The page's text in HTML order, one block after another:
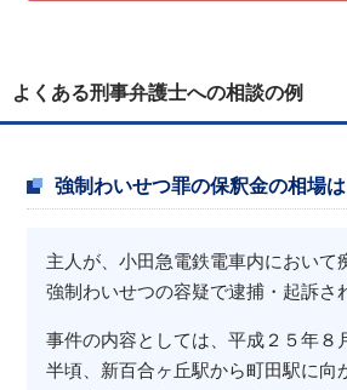
よくある刑事弁護士への相談の例
強制わいせつ罪の保釈金の相場
主人が、小田急電鉄電車内において
強制わいせつの容疑で逮捕・起訴さ
事件の内容としては、平成２５年８
半頃、新百合ヶ丘駅から町田駅に向